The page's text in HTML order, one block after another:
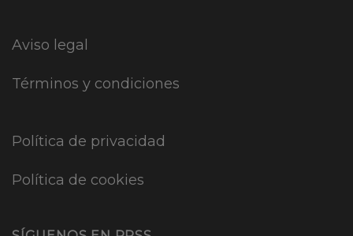
Aviso legal
Términos y condiciones
Política de privacidad
Política de cookies